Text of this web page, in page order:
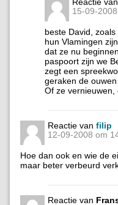
Reactie van
15-09-
beste David,
hun Vlamingen
dat ze nu
paspoort zijn we
zegt een
geraken de
Of ze vernieuwen,
Reactie van filip
12-09-2008 om
Hoe dan ook en wie de
maar beter verbeurd
Reactie van